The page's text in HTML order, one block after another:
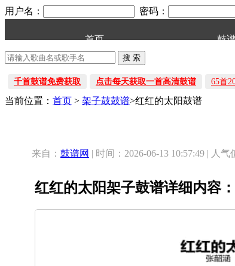
用户名： 密码：
首页 鼓
千首鼓谱免费获取 点击每天获取一首高清鼓谱 65首
当前位置： 首页 > 架子鼓鼓谱>红红的太阳鼓谱
来自： 鼓谱网 | 时间：2026-06-13 10:57:49 | 人气
红红的太阳架子鼓谱详细内容：